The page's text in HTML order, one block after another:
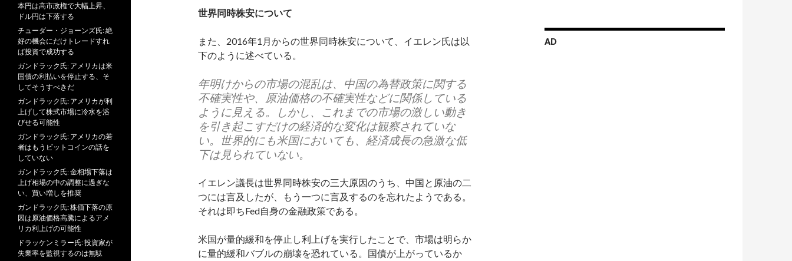
世界同時株安について
また、2016年1月からの世界同時株安について、イエレン氏は以
下のように述べている。
年明けからの市場の混乱は、中国の為替政策に関する
不確実性や、原油価格の不確実性などに関係している
ように見える。しかし、これまでの市場の激しい動き
を引き起こすだけの経済的な変化は観察されていな
い。世界的にも米国においても、経済成長の急激な低
下は見られていない。
イエレン議長は世界同時株安の三大原因のうち、中国と原油の二
つには言及したが、もう一つに言及するのを忘れたようである。
それは即ちFed自身の金融政策である。
米国が量的緩和を停止し利上げを実行したことで、市場は明らか
に量的緩和バブルの崩壊を恐れている。国債が上がっているか
AD
本円は高市政権で大幅上昇、
ドル円は下落する
チューダー・ジョーンズ氏: 絶
好の機会にだけトレードすれ
ば投資で成功する
ガンドラック氏: アメリカは米
国債の利払いを停止する、そ
してそうすべきだ
ガンドラック氏: アメリカが利
上げして株式市場に冷水を浴
びせる可能性
ガンドラック氏: アメリカの若
者はもうビットコインの話を
していない
ガンドラック氏: 金相場下落は
上げ相場の中の調整に過ぎな
い、買い増しを推奨
ガンドラック氏: 株価下落の原
因は原油価格高騰によるアメ
リカ利上げの可能性
ドラッケンミラー氏: 投資家が
失業率を監視するのは無駄